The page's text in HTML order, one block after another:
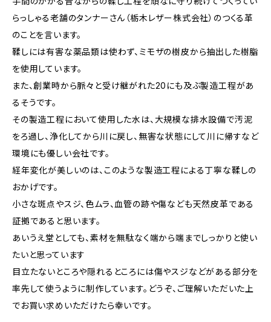
らっしゃる老舗のタンナーさん（栃木レザー株式会社）のつくる革
のことを言います。
鞣しには有害な薬品類は使わず、ミモザの樹皮から抽出した樹脂
を使用しています。
また、創業時から脈々と受け継がれた20にも及ぶ製造工程があ
るそうです。
その製造工程において使用した水は、大規模な排水設備で汚泥
をろ過し、浄化してから川に戻し、無害な状態にして川に帰すなど
環境にも優しい会社です。
経年変化が美しいのは、このような製造工程による丁寧な鞣しの
おかげです。
小さな斑点やスジ、色ムラ、血管の跡や傷なども天然皮革である
証拠であると思います。
あいうえ堂としても、素材を無駄なく端から端までしっかりと使い
たいと思っています
目立たないところや隠れるところには傷やスジなどがある部分を
率先して使うように制作しています。どうぞ、ご理解いただいた上
でお買い求めいただけたら幸いです。